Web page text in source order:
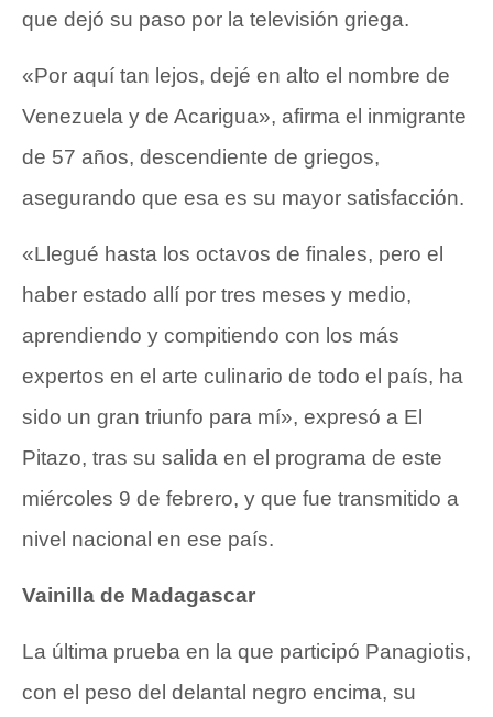
que dejó su paso por la televisión griega.
«Por aquí tan lejos, dejé en alto el nombre de
Venezuela y de Acarigua», afirma el inmigrante
de 57 años, descendiente de griegos,
asegurando que esa es su mayor satisfacción.
«Llegué hasta los octavos de finales, pero el
haber estado allí por tres meses y medio,
aprendiendo y compitiendo con los más
expertos en el arte culinario de todo el país, ha
sido un gran triunfo para mí», expresó a El
Pitazo, tras su salida en el programa de este
miércoles 9 de febrero, y que fue transmitido a
nivel nacional en ese país.
Vainilla de Madagascar
La última prueba en la que participó Panagiotis,
con el peso del delantal negro encima, su